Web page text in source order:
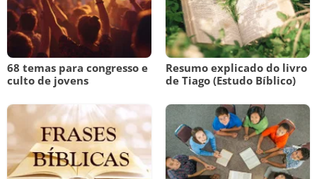
68 temas para congresso e
culto de jovens
Resumo explicado do livro
de Tiago (Estudo Bíblico)